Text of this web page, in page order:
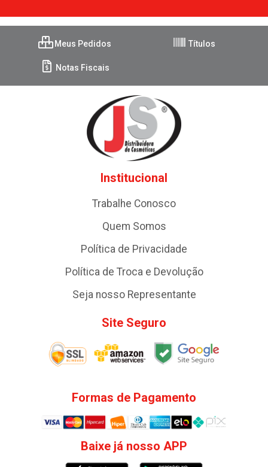
Meus Pedidos Títulos
Notas Fiscais
Institucional
Trabalhe Conosco
Quem Somos
Política de Privacidade
Política de Troca e Devolução
Seja nosso Representante
Site Seguro
Formas de Pagamento
Baixe já nosso APP